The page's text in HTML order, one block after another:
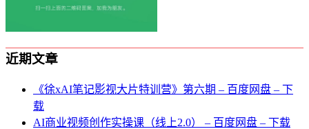
近期文章
《徐xAI笔记影视大片特训营》第六期 – 百度网盘 – 下
载
AI商业视频创作实操课（线上2.0） – 百度网盘 – 下载